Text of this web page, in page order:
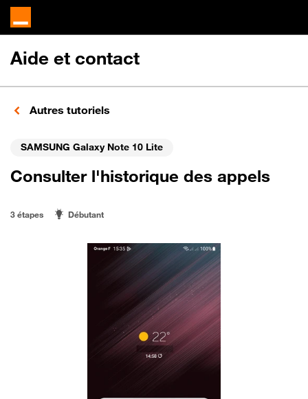
Aide et contact
Autres tutoriels
SAMSUNG Galaxy Note 10 Lite
Consulter l'historique des appels
3 étapes Débutant